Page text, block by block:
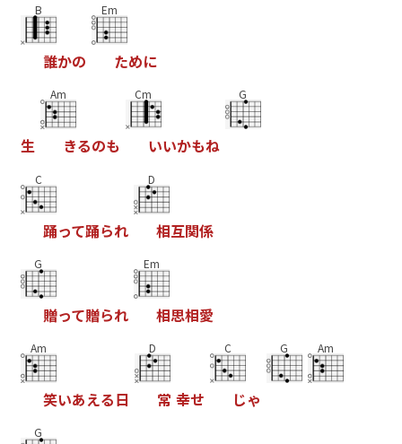
B
誰かの
Em
ために
生
Am
きるのも
Cm
いいかもね
G
C
踊って踊られ
D
相互関係
G
贈って贈られ
Em
相思相愛
Am
笑いあえる日
D
常 幸せ
C
じゃ
G Am
G